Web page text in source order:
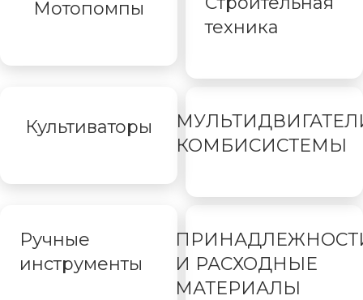
Мотопомпы
техника
Культиваторы
КОМБИСИСТЕМЫ
Ручные
инструменты
И РАСХОДНЫЕ
МАТЕРИАЛЫ